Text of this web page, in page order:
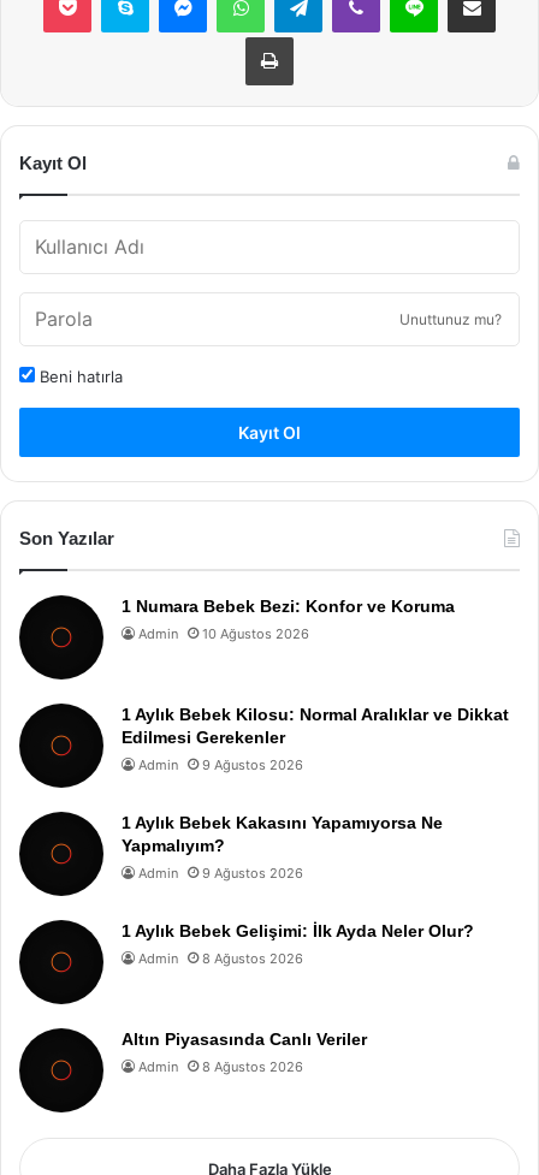
Yazdır
Kayıt Ol
Unuttunuz mu?
Beni hatırla
Kayıt Ol
Son Yazılar
1 Numara Bebek Bezi: Konfor ve Koruma
Admin 10 Ağustos 2026
1 Aylık Bebek Kilosu: Normal Aralıklar ve Dikkat
Edilmesi Gerekenler
Admin 9 Ağustos 2026
1 Aylık Bebek Kakasını Yapamıyorsa Ne
Yapmalıyım?
Admin 9 Ağustos 2026
1 Aylık Bebek Gelişimi: İlk Ayda Neler Olur?
Admin 8 Ağustos 2026
Altın Piyasasında Canlı Veriler
Admin 8 Ağustos 2026
Daha Fazla Yükle